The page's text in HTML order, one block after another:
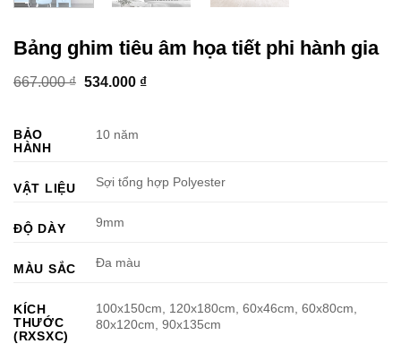
Bảng ghim tiêu âm họa tiết phi hành gia
667.000₫ Giá
534.000 ₫Giá
BẢO
HÀNH
10 năm
VẬT LIỆU Sợi tổng hợp Polyester
ĐỘ DÀY 9mm
MÀU SẮC Đa màu
KÍCH
THƯỚC
(RXSXC)
100x150cm, 120x180cm, 60x46cm, 60x80cm,
80x120cm, 90x135cm